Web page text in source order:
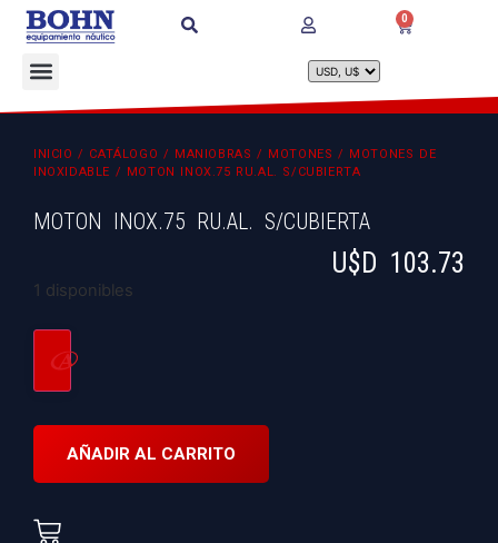
0
INICIO / CATÁLOGO / MANIOBRAS / MOTONES / MOTONES DE
INOXIDABLE / MOTON INOX.75 RU.AL. S/CUBIERTA
MOTON INOX.75 RU.AL. S/CUBIERTA
U$D 103.73
1 disponibles
AÑADIR AL CARRITO